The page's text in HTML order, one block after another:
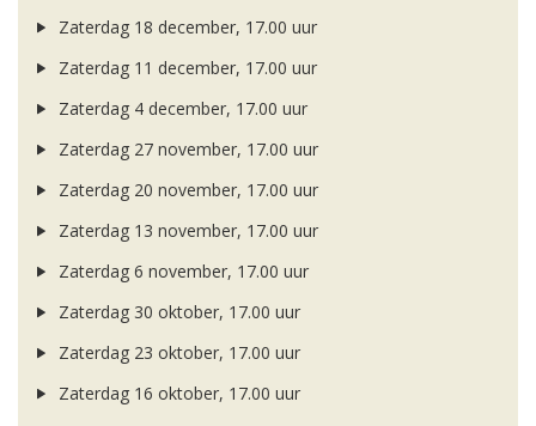
Zaterdag 18 december, 17.00 uur
Zaterdag 11 december, 17.00 uur
Zaterdag 4 december, 17.00 uur
Zaterdag 27 november, 17.00 uur
Zaterdag 20 november, 17.00 uur
Zaterdag 13 november, 17.00 uur
Zaterdag 6 november, 17.00 uur
Zaterdag 30 oktober, 17.00 uur
Zaterdag 23 oktober, 17.00 uur
Zaterdag 16 oktober, 17.00 uur